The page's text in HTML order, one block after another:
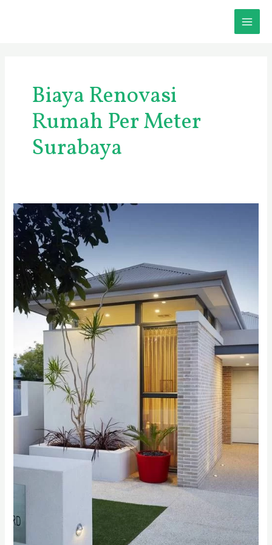
Biaya Renovasi
Rumah Per Meter
Surabaya
Berapa
Biaya
Bangun
Rumah
per
Meter
Surabaya
?